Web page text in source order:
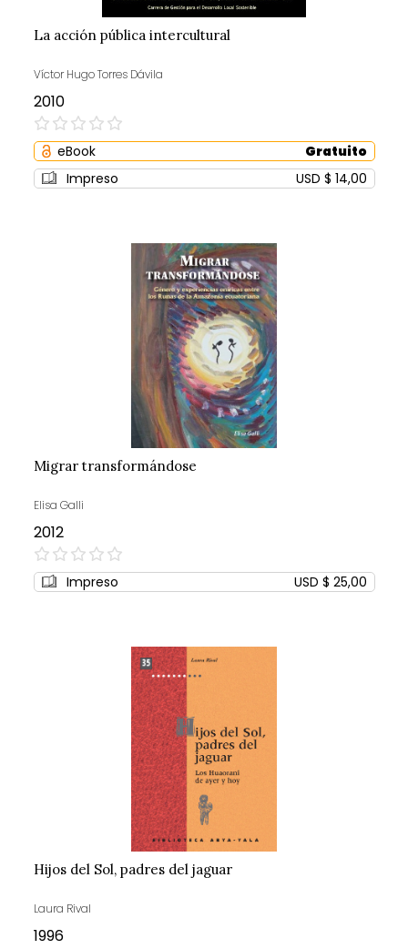
La acción pública intercultural
Víctor Hugo Torres Dávila
2010
0%
eBook
Gratuito
Impreso
USD $ 14,00
Migrar transformándose
Elisa Galli
2012
0%
Impreso USD $ 25,00
Hijos del Sol, padres del jaguar
Laura Rival
1996